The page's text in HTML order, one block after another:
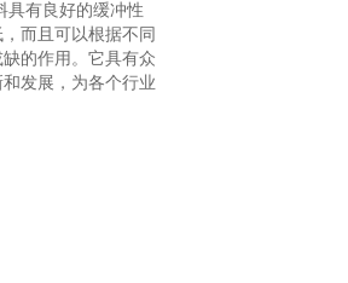
具有良好的缓冲性
而且可以根据不同
的作用。它具有众
发展，为各个行业